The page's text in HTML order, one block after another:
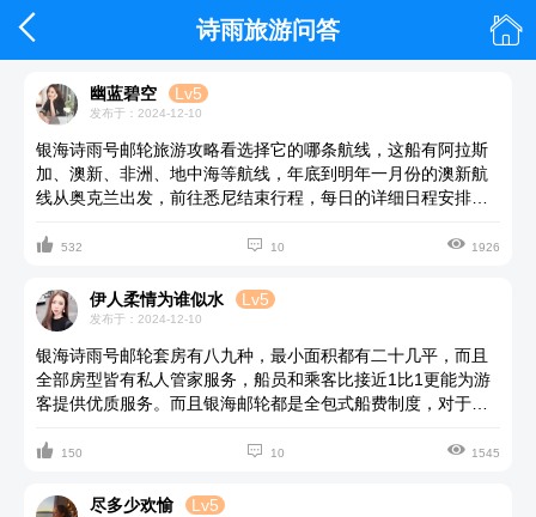
 诗雨旅游问答 
幽蓝碧空 Lv5
发布于：2024-12-10
银海诗雨号邮轮旅游攻略看选择它的哪条航线，这船有阿拉斯
加、澳新、非洲、地中海等航线，年底到明年一月份的澳新航
线从奥克兰出发，前往悉尼结束行程，每日的详细日程安排可
攻略其实都可以省了。
 532  10  1926
伊人柔情为谁似水 Lv5
发布于：2024-12-10
银海诗雨号邮轮套房有八九种，最小面积都有二十几平，而且
全部房型皆有私人管家服务，船员和乘客比接近1比1更能为游
客提供优质服务。而且银海邮轮都是全包式船费制度，对于老
项费用。
 150  10  1545
尽多少欢愉 Lv5